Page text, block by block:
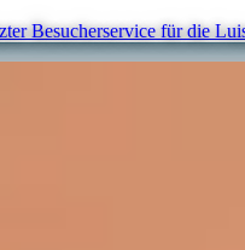
Besucherservice für die